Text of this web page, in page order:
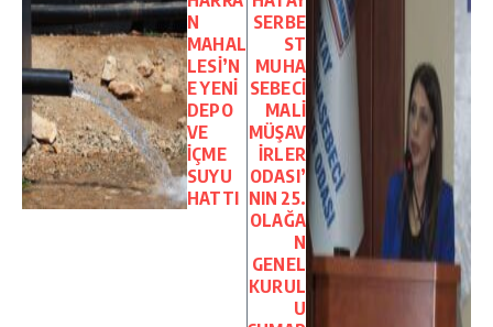
N
MAHAL
LESİ’N
E YENİ
DEPO
VE
İÇME
SUYU
HATTI
SERBE
ST
MUHA
SEBECİ
MALİ
MÜŞAV
İRLER
ODASI’
NIN 25.
OLAĞA
N
GENEL
KURUL
U